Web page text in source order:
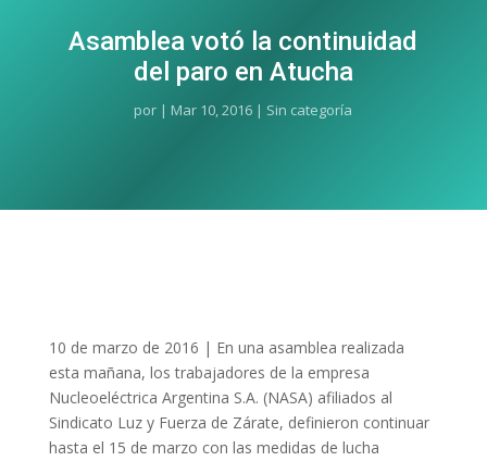
Asamblea votó la continuidad
del paro en Atucha
por | Mar 10, 2016 | Sin categoría
10 de marzo de 2016 | En una asamblea realizada
esta mañana, los trabajadores de la empresa
Nucleoeléctrica Argentina S.A. (NASA) afiliados al
Sindicato Luz y Fuerza de Zárate, definieron continuar
hasta el 15 de marzo con las medidas de lucha